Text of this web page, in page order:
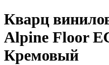
Кварц
Alpine Floor
Кремовый